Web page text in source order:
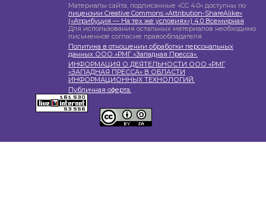
Материалы сайта, подписанные «CC 4.0» доступны по
лицензии Creative Commons «Attribution-ShareAlike»
(«Атрибуция — На тех же условиях») 4.0 Всемирная
Для использования остальных материалов необходимо
письменное согласие правообладателя
Политика в отношении обработки персональных
данных ООО «РМГ «Западная Пресса».
ИНФОРМАЦИЯ О ДЕЯТЕЛЬНОСТИ ООО «РМГ
«ЗАПАДНАЯ ПРЕССА» В ОБЛАСТИ
ИНФОРМАЦИОННЫХ ТЕХНОЛОГИЙ.
Публичная оферта.